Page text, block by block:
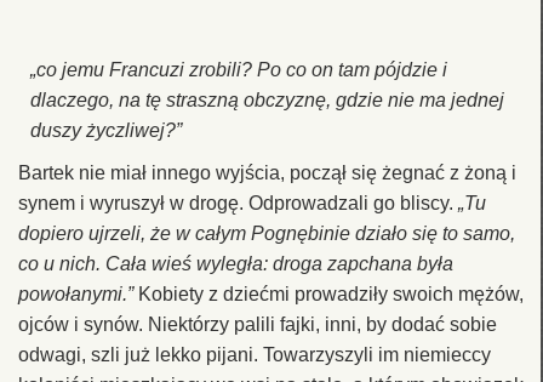
„co jemu Francuzi zrobili? Po co on tam pójdzie i
dlaczego, na tę straszną obczyznę, gdzie nie ma jednej
duszy życzliwej?”
Bartek nie miał innego wyjścia, począł się żegnać z żoną i
synem i wyruszył w drogę. Odprowadzali go bliscy. „Tu
dopiero ujrzeli, że w całym Pognębinie działo się to samo,
co u nich. Cała wieś wyległa: droga zapchana była
powołanymi.”Kobiety z dziećmi prowadziły swoich mężów,
ojców i synów. Niektórzy palili fajki, inni, by dodać sobie
odwagi, szli już lekko pijani. Towarzyszyli im niemieccy